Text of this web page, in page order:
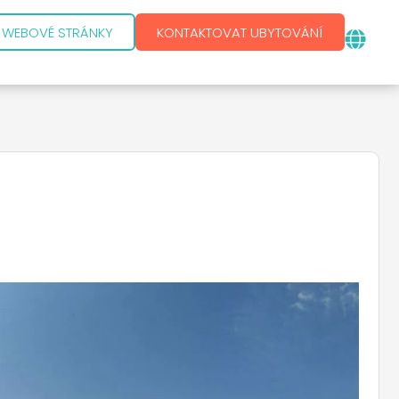
STRÁNKY KONTAKTOVAT UBYTOVÁNÍ